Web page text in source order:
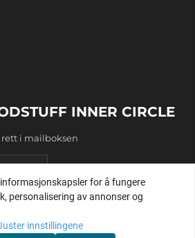
INNER CIRCLE
rett i mailboksen
for å fungere
personalisering av annonser og
innstillingene